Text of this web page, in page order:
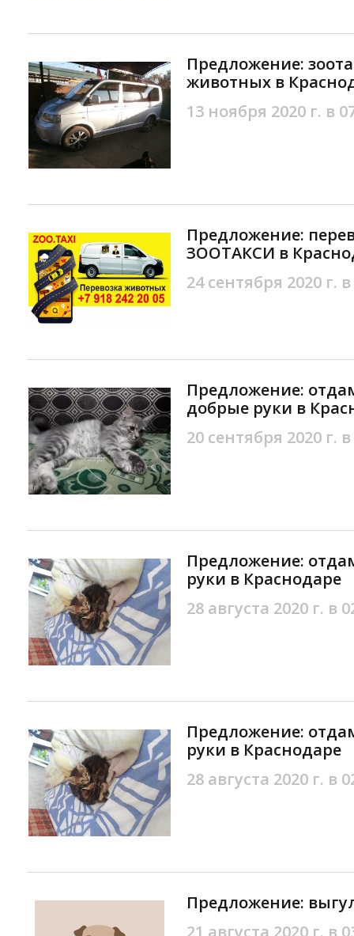
Предложение:
животных в
13 ноября 2020 г. в
Предложение:
ЗООТАКСИ в
24 сентября 2020 г.
Предложение:
добрые руки в
20 сентября 2020 г.
Предложение:
руки в Краснодаре
28 августа 2020 г. в
Предложение:
руки в Краснодаре
28 августа 2020 г. в
Предложение:
21 августа 2020 г. в